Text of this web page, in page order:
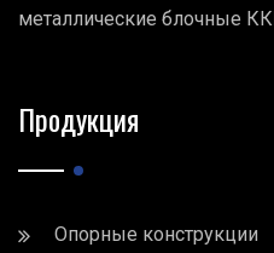
металлические блочные
Продукция
Опорные конструкции